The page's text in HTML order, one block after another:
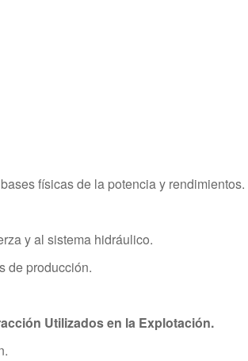
físicas de la potencia y rendimientos.
y al sistema hidráulico.
de producción.
Utilizados en la Explotación.